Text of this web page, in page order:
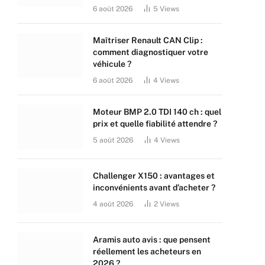
6 août 2026 5 Views
Maîtriser Renault CAN Clip :
comment diagnostiquer votre
véhicule ?
6 août 2026 4 Views
Moteur BMP 2.0 TDI 140 ch : quel
prix et quelle fiabilité attendre ?
5 août 2026 4 Views
Challenger X150 : avantages et
inconvénients avant d’acheter ?
4 août 2026 2 Views
Aramis auto avis : que pensent
réellement les acheteurs en